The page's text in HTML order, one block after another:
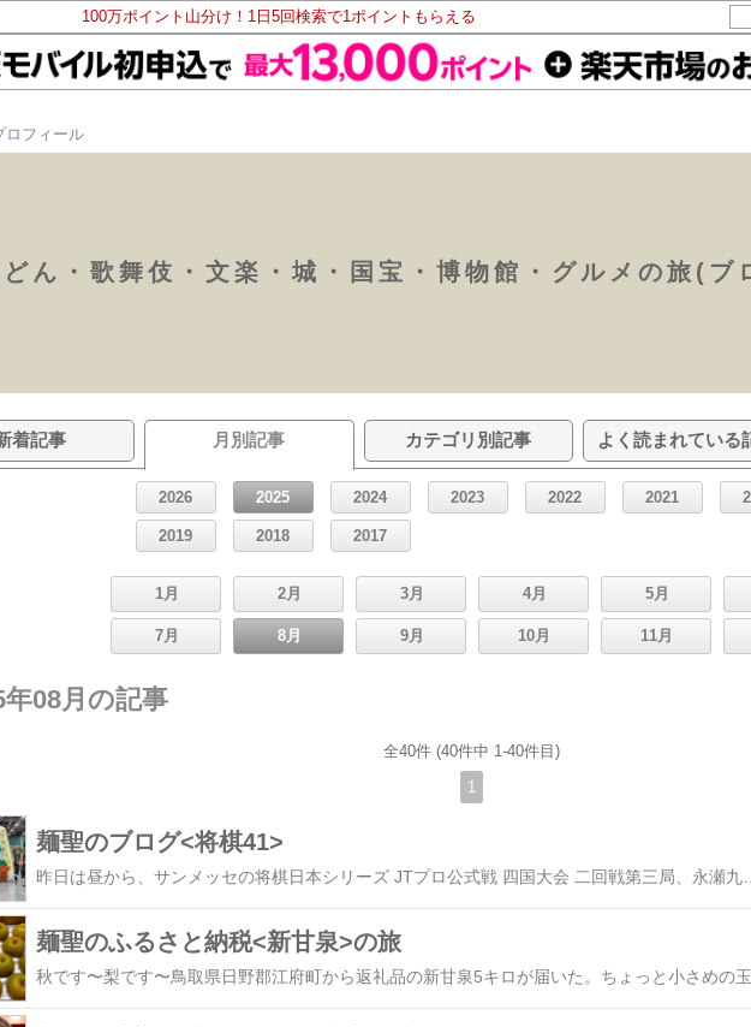
100万ポイント山分け！1日5回検索で1ポイントもらえる
ロフィール
ん・歌舞伎・文楽・城・国宝・博物館・グルメの旅(ブ
着記事 月別記事 カテゴリ別記事 よく読まれている
2026 2025 2024 2023 2022 2021
2019 2018 2017
1月 2月 3月 4月 5月
7月 8月 9月 10月 11月
年08月の記事
全40件 (40件中 1-40件目)
1
麺聖のブログ<将棋41>
昨日は昼から、サンメッセの将棋日本シリーズ JTプロ公式戦 四国大会 二回戦第三局、永瀬九段対広瀬九段戦。昨年も思ったけど、将棋＝男性というイメージは完全に昔のものに。子供大会の家族以外の女性が多数観戦してる。今まで奨励会を突破出来た女性がいなかったのは女性の将棋人口の問題だと思ってる。将棋の「棋士」になるのに制度的な男女差別はない。ただ絶対数が少ないことが現実的な差別に働いてる。でも今回の女性のみ参加する白玲戦経由のプロ化は、アファーマティブアクションであるが、どこにも奨励会を関与させないことの棋力の担保の点と奨励会を去って行った者との公平性から弱点と考える。裾野が広がれは、奨励会を経て「棋士」になる女性が誕生するだろう。昨年は冷房が効き過ぎて対局を見ずに帰ったが、今年は冷房対策のカーディガンを着たので最後まで座ってられた。角換り腰掛け銀から先手永瀬九段が4四角という勝負手で広瀬九段を攻め倒して勝った。アマチュアは攻めてる方が絶対有利だけどプロも持ち時間が少ないと攻めてる方が有利みたいだ。インタビューを聞いてると永瀬九段は真面目で一途なのかな、だから誤解を生むのかも。王位戦でも頑張って欲しい。昨年に比べてお土産がしょぼくなってるのは経費削減のため(笑)。
麺聖のふるさと納税<新甘泉>の旅